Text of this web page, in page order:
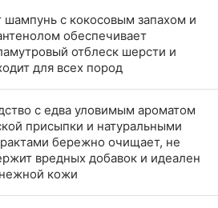
шампунь с кокосовым запахом и
обеспечивает
отблеск шерсти и
для всех пород
с едва уловимым ароматом
присыпки и натуральными
бережно очищает, не
вредных добавок и идеален
кожи